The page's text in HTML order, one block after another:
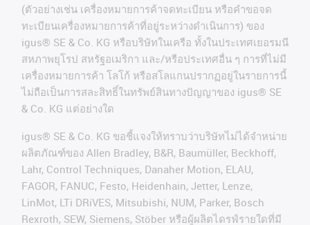
(ตัวอย่างเช่น เครื่องหมายการค้าจดทะเบียน หรือคำขอจด
ทะเบียนเครื่องหมายการค้าที่อยู่ระหว่างดำเนินการ) ของ
igus® SE & Co. KG หรือบริษัทในเครือ ทั้งในประเทศเยอรมนี
สหภาพยุโรป สหรัฐอเมริกา และ/หรือประเทศอื่น ๆ การที่ไม่มี
เครื่องหมายการค้า โลโก้ หรือสโลแกนปรากฏอยู่ในรายการนี้
ไม่ถือเป็นการสละสิทธิ์ในทรัพย์สินทางปัญญาของ igus® SE
& Co. KG แต่อย่างใด
igus® SE & Co. KG ขอชี้แจงให้ทราบว่าบริษัทไม่ได้จําหน่าย
ผลิตภัณฑ์ของ Allen Bradley, B&R, Baumüller, Beckhoff,
Lahr, Control Techniques, Danaher Motion, ELAU,
FAGOR, FANUC, Festo, Heidenhain, Jetter, Lenze,
LinMot, LTi DRiVES, Mitsubishi, NUM, Parker, Bosch
Rexroth, SEW, Siemens, Stöber หรือผู้ผลิตไดรฟ์รายใดที่มี